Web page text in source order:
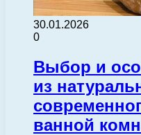
30.01.2026
0
Выбор и
из
ванной